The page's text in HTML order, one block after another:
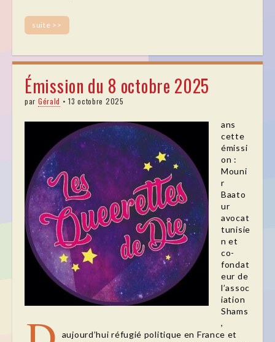
suite >>
Émission du 8 octobre 2025
par Gérald •13 octobre 2025
ans
cette
émissi
on :
Mouni
r
Baato
ur
avocat
tunisie
n et
co-
fondat
eur de
l’assoc
iation
Shams
,
aujourd’hui réfugié politique en France et